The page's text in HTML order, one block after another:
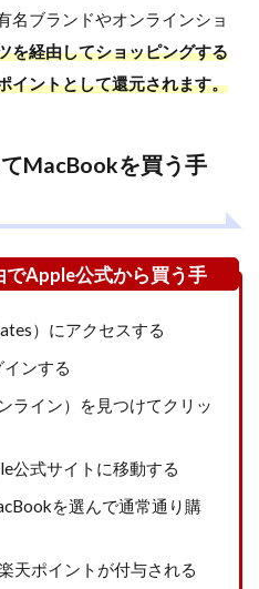
名ブランドやオンラインショ
を経由してショッピングする
イントとして還元されます。
MacBookを買う手
）にアクセスする
ンする
ライン）を見つけてクリッ
公式サイトに移動する
を選んで通常通り購
天ポイントが付与される